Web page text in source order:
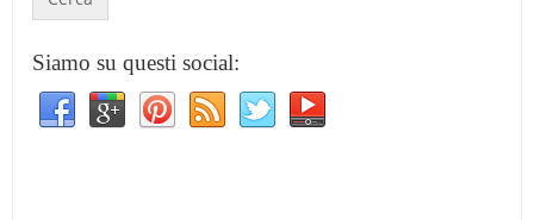
Siamo su questi social: